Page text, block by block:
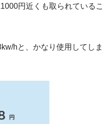
円近くも取られているこ
hと、かなり使用してしま